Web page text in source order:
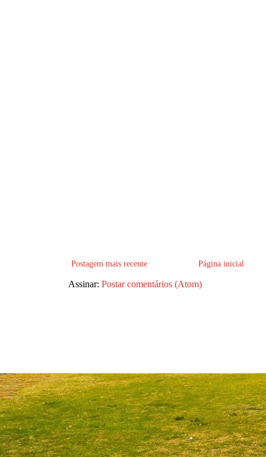
Postagem mais recente Página inicial
Assinar: Postar comentários (Atom)